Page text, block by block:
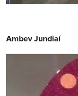
Ambev Jundiaí